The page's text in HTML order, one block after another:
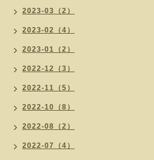
2023-03（2）
2023-02（4）
2023-01（2）
2022-12（3）
2022-11（5）
2022-10（8）
2022-08（2）
2022-07（4）